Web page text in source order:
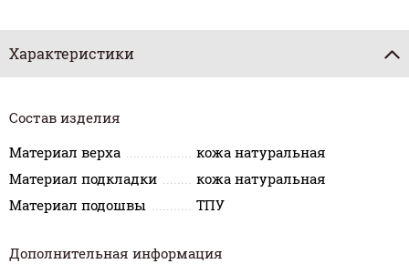
Характеристики
Состав изделия
Материал верха
кожа натуральная
Материал подкладки
кожа натуральная
Материал подошвы
ТПУ
Дополнительная информация